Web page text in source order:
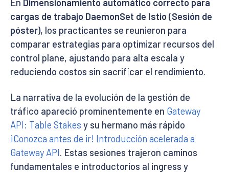
En Dimensionamiento automático correcto para
cargas de trabajo DaemonSet de Istio (Sesión de
póster), los practicantes se reunieron para
comparar estrategias para optimizar recursos del
control plane, ajustando para alta escala y
reduciendo costos sin sacrificar el rendimiento.
La narrativa de la evolución de la gestión de
tráfico apareció prominentemente en Gateway
API: Table Stakes y su hermano más rápido
¡Conozca antes de ir! Introducción acelerada a
Gateway API. Estas sesiones trajeron caminos
fundamentales e introductorios al ingress y